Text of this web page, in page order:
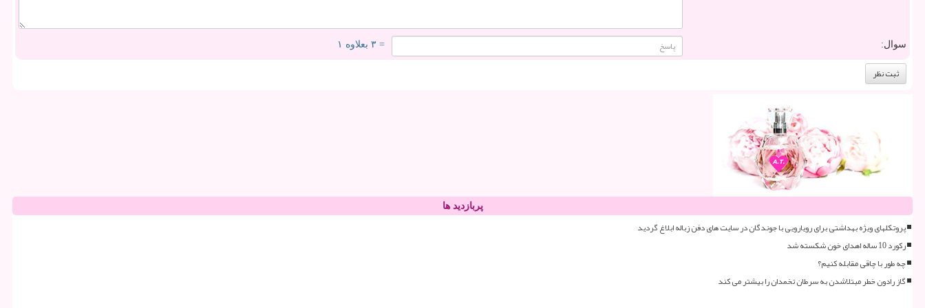
سوال: = ۳ بعلاوه ۱
پربازدید ها
پروتکلهای ویژه بهداشتی برای رویارویی با جوندگان در سایت های دفن زباله ابلاغ گردید
رکورد 10 ساله اهدای خون شکسته شد
چه طور با چاقی مقابله کنیم؟
گاز رادون خطر مبتلاشدن به سرطان تخمدان را بیشتر می کند